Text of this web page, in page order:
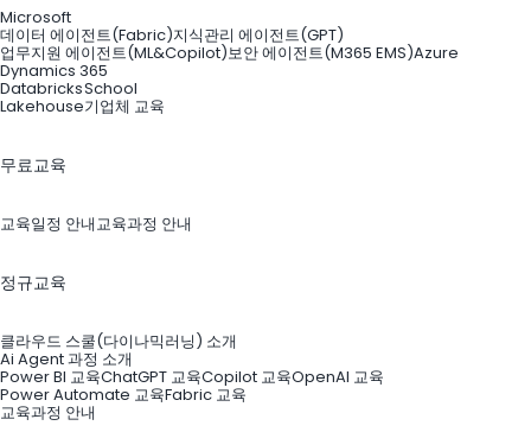
Microsoft
데이터 에이전트(Fabric)지식관리 에이전트(GPT)
업무지원 에이전트(ML&Copilot)보안 에이전트(M365 EMS)Azure
Dynamics 365
Databricks
Lakehouse
School
기업체 교육
무료교육
교육일정 안내교육과정 안내
정규교육
클라우드 스쿨(다이나믹러닝) 소개
Ai Agent 과정 소개
Power BI 교육ChatGPT 교육Copilot 교육OpenAI 교육
Power Automate 교육Fabric 교육
교육과정 안내